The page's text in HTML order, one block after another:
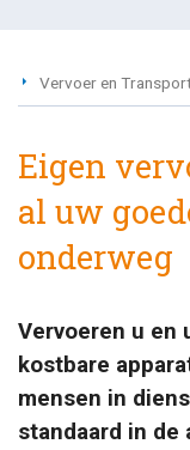
Vervoer en
Eigen
al uw
onderweg
Vervoeren u en
kostbare
mensen in
standaard in de